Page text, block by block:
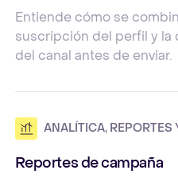
Entiende cómo se
suscripción del perfil y la
del canal antes de enviar.
ANALÍTICA, REPORTES
Reportes de campaña